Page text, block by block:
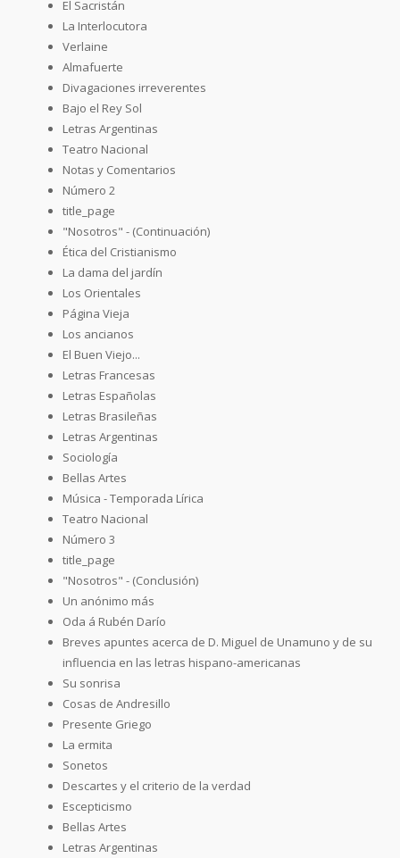
El Sacristán
La Interlocutora
Verlaine
Almafuerte
Divagaciones irreverentes
Bajo el Rey Sol
Letras Argentinas
Teatro Nacional
Notas y Comentarios
Número 2
title_page
"Nosotros" - (Continuación)
Ética del Cristianismo
La dama del jardín
Los Orientales
Página Vieja
Los ancianos
El Buen Viejo...
Letras Francesas
Letras Españolas
Letras Brasileñas
Letras Argentinas
Sociología
Bellas Artes
Música - Temporada Lírica
Teatro Nacional
Número 3
title_page
"Nosotros" - (Conclusión)
Un anónimo más
Oda á Rubén Darío
Breves apuntes acerca de D. Miguel de Unamuno y de su
influencia en las letras hispano-americanas
Su sonrisa
Cosas de Andresillo
Presente Griego
La ermita
Sonetos
Descartes y el criterio de la verdad
Escepticismo
Bellas Artes
Letras Argentinas